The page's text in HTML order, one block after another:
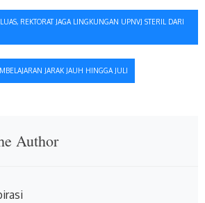
REKTORAT JAGA LINGKUNGAN UPNVJ STERIL DARI
JARAK JAUH HINGGA JULI
Author